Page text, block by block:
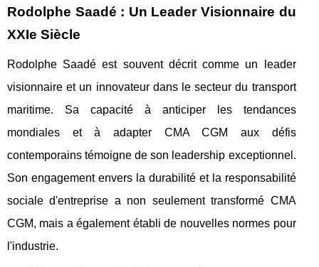
Rodolphe Saadé : Un Leader Visionnaire du
XXIe Siècle
Rodolphe Saadé est souvent décrit comme un leader
visionnaire et un innovateur dans le secteur du transport
maritime. Sa capacité à anticiper les tendances
mondiales et à adapter CMA CGM aux défis
contemporains témoigne de son leadership exceptionnel.
Son engagement envers la durabilité et la responsabilité
sociale d'entreprise a non seulement transformé CMA
CGM, mais a également établi de nouvelles normes pour
l'industrie.